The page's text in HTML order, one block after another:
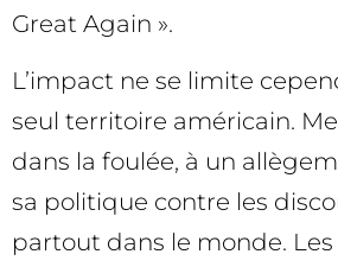
Great Again ».
L’impact ne se limite
seul territoire américain.
dans la foulée, à un
sa politique contre les
partout dans le monde.